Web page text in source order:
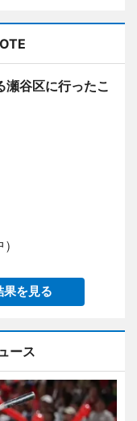
谷区に行ったこ
果を見る
ース